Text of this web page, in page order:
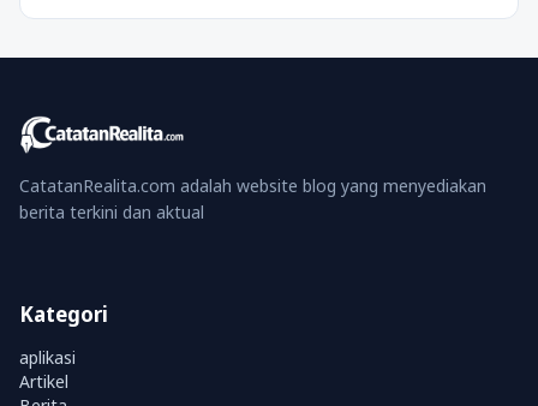
CatatanRealita.com adalah website blog yang menyediakan
berita terkini dan aktual
Kategori
aplikasi
Artikel